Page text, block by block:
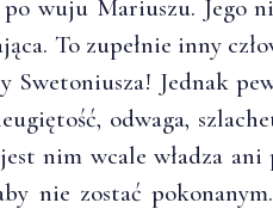
wuju Mariuszu. Jego
To zupełnie inny
Jednak
odwaga,
nim wcale władza ani
nie zostać